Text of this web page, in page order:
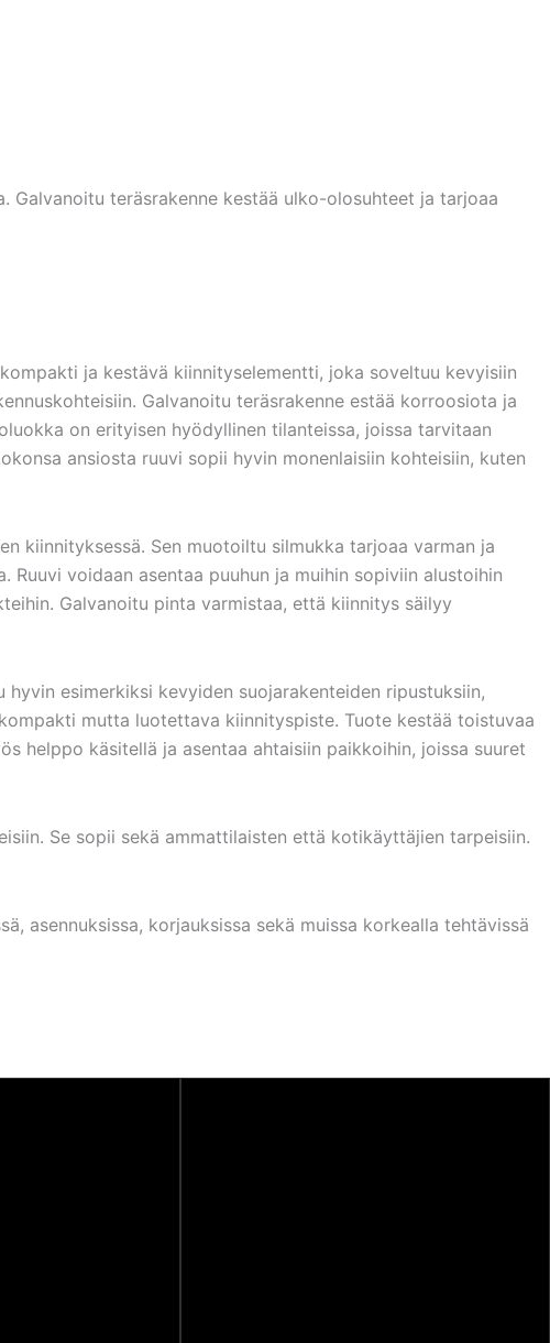
Galvanoitu teräsrakenne kestää ulko-olosuhteet ja tarjoaa
ja kestävä kiinnityselementti, joka soveltuu kevyisiin
Galvanoitu teräsrakenne estää korroosiota ja
on erityisen hyödyllinen tilanteissa, joissa tarvitaan
ansiosta ruuvi sopii hyvin monenlaisiin kohteisiin, kuten
kiinnityksessä. Sen muotoiltu silmukka tarjoaa varman ja
voidaan asentaa puuhun ja muihin sopiviin alustoihin
Galvanoitu pinta varmistaa, että kiinnitys säilyy
esimerkiksi kevyiden suojarakenteiden ripustuksiin,
mutta luotettava kiinnityspiste. Tuote kestää toistuvaa
helppo käsitellä ja asentaa ahtaisiin paikkoihin, joissa suuret
Se sopii sekä ammattilaisten että kotikäyttäjien tarpeisiin.
asennuksissa, korjauksissa sekä muissa korkealla tehtävissä